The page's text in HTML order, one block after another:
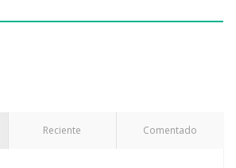
Reciente Comentado